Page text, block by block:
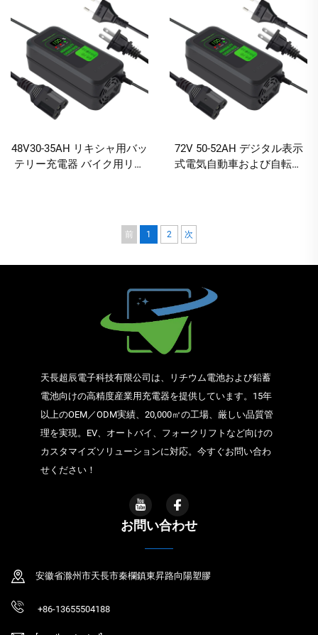
ポート・DCポート付き
48V30-35AH リキシャ用バッ
テリー充電器 バイク用リチ
72V 50-52AH デジタル表示
式電気自動車および自転車
前 1 2 次
天長超辰電子科技有限公司は、リチウム電池および鉛蓄
電池向けの高精度産業用充電器を提供しています。15年
以上のOEM／ODM実績、20,000㎡の工場、厳しい品質管
理を実現。EV、オートバイ、フォークリフトなど向けの
カスタマイズソリューションに対応。今すぐお問い合わ
せください！
お問い合わせ
安徽省滁州市天長市秦欄鎮東昇路向陽塑膠
+86-13655504188